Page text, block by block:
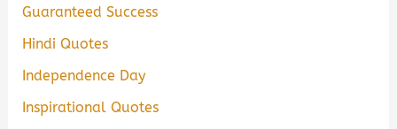
Guaranteed Success
Hindi Quotes
Independence Day
Inspirational Quotes